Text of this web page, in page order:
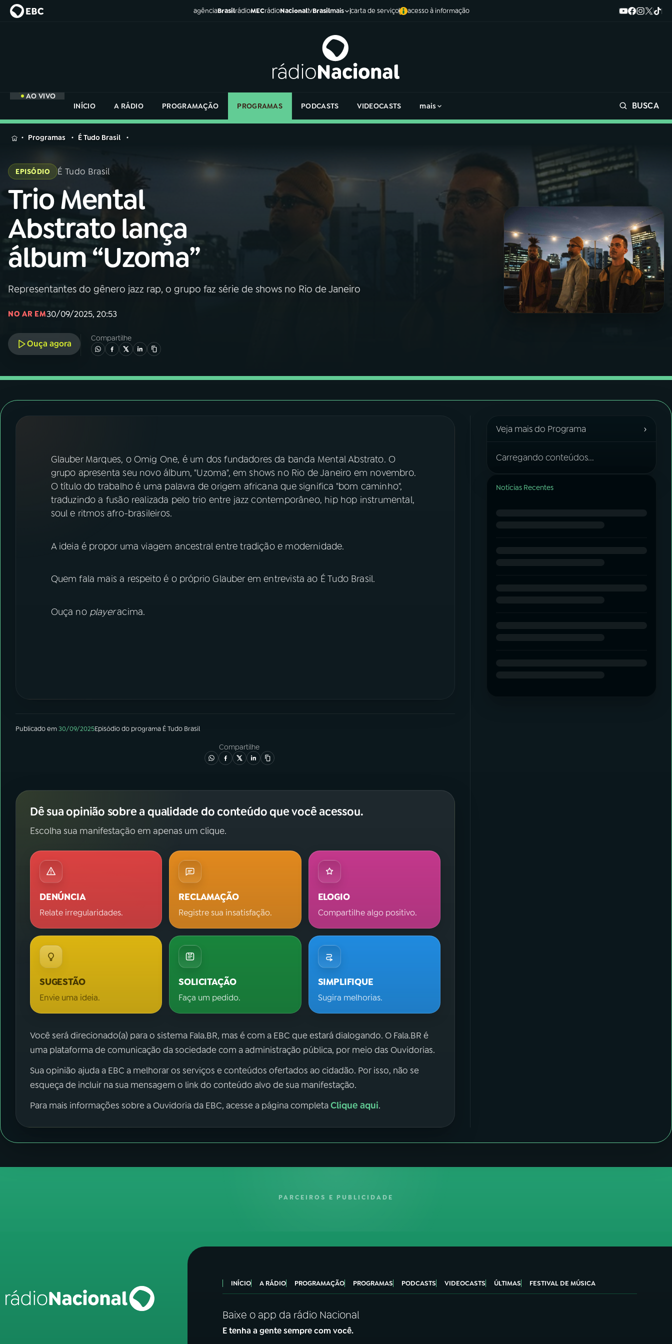
agênciaBrasilrádioMECrádioNacionaltvBrasilmais carta de serviço acesso à informação
AO VIVO
INÍCIO
A RÁDIO PROGRAMAÇÃO PROGRAMAS PODCASTS VIDEOCASTS mais BUSCA
MENU
Buscar
na
Rádio
Nacional
AO VIVO
01INÍCIO
A RÁDIO
03PROGRAMAÇÃO
PROGRAMAS
FESTIVAL DE MÚSICA
ACOMPANHE A RÁDIO NACIONAL
na
Rádio
Nacional
Programas É Tudo Brasil
EPISÓDIO É Tudo Brasil
Trio Mental
Abstrato lança
álbum “Uzoma”
Representantes do gênero jazz rap, o grupo faz série de shows no Rio de Janeiro
NO AR EM30/09/2025, 20:53
Ouça agora
Compartilhe
Glauber Marques, o Omig One, é um dos fundadores da banda Mental Abstrato. O
grupo apresenta seu novo álbum, "Uzoma", em shows no Rio de Janeiro em novembro.
O título do trabalho é uma palavra de origem africana que significa "bom caminho",
traduzindo a fusão realizada pelo trio entre jazz contemporâneo, hip hop instrumental,
soul e ritmos afro-brasileiros.
A ideia é propor uma viagem ancestral entre tradição e modernidade.
Quem fala mais a respeito é o próprio Glauber em entrevista ao É Tudo Brasil.
Ouça no playeracima.
Publicado em30/09/2025Episódiodo programa É Tudo Brasil
Compartilhe
Dê sua opinião sobre a qualidade do conteúdo que você acessou.
Escolha sua manifestação em apenas um clique.
DENÚNCIA
Relate irregularidades.
RECLAMAÇÃO
Registre sua insatisfação.
ELOGIO
Compartilhe algo positivo.
SUGESTÃO
Envie uma ideia.
SOLICITAÇÃO
Faça um pedido.
SIMPLIFIQUE
Sugira melhorias.
Você será direcionado(a) para o sistema Fala.BR, mas é com a EBC que estará dialogando. O Fala.BR é
uma plataforma de comunicação da sociedade com a administração pública, por meio das Ouvidorias.
Sua opinião ajuda a EBC a melhorar os serviços e conteúdos ofertados ao cidadão. Por isso, não se
esqueça de incluir na sua mensagem o link do conteúdo alvo de sua manifestação.
Para mais informações sobre a Ouvidoria da EBC, acesse a página completaClique aqui.
Veja mais do Programa ›
Carregando conteúdos...
Notícias Recentes
PARCEIROS E PUBLICIDADE
INÍCIO A RÁDIO PROGRAMAÇÃO PROGRAMAS PODCASTS VIDEOCASTS ÚLTIMAS FESTIVAL DE MÚSICA
Baixe o app da rádio Nacional
E tenha a gente sempre com você.